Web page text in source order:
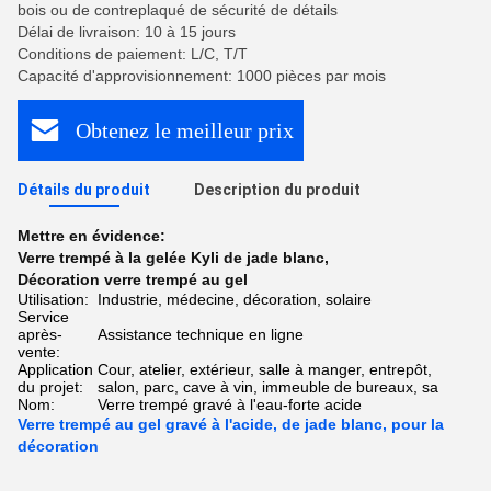
bois ou de contreplaqué de sécurité de détails
Délai de livraison: 10 à 15 jours
Conditions de paiement: L/C, T/T
Capacité d'approvisionnement: 1000 pièces par mois
Obtenez le meilleur prix
Détails du produit Description du produit
Mettre en évidence:
Verre trempé à la gelée Kyli de jade blanc,
Décoration verre trempé au gel
Utilisation:
Industrie, médecine, décoration, solaire
Service
après-
vente:
Assistance technique en ligne
Application
du projet:
Cour, atelier, extérieur, salle à manger, entrepôt,
salon, parc, cave à vin, immeuble de bureaux, sa
Nom:
Verre trempé gravé à l'eau-forte acide
Verre trempé au gel gravé à l'acide, de jade blanc, pour la
décoration